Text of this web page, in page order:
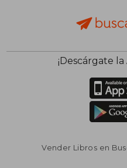
¡Descárgate la
Vender Libros en